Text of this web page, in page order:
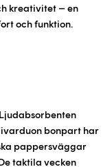
kreativitet – en
och funktion.
bonpart har
pappersväggar
taktila vecken